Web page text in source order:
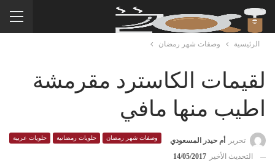
الرئيسية وصفات شهر رمضان
لقيمات الكاسترد مقرمشة
اطيب منها مافي
وصفات شهر رمضان حلويات رمضانية حلويات عربية تحرير
أم حيدر المسعودي
التحديث الأخير
14/05/2017